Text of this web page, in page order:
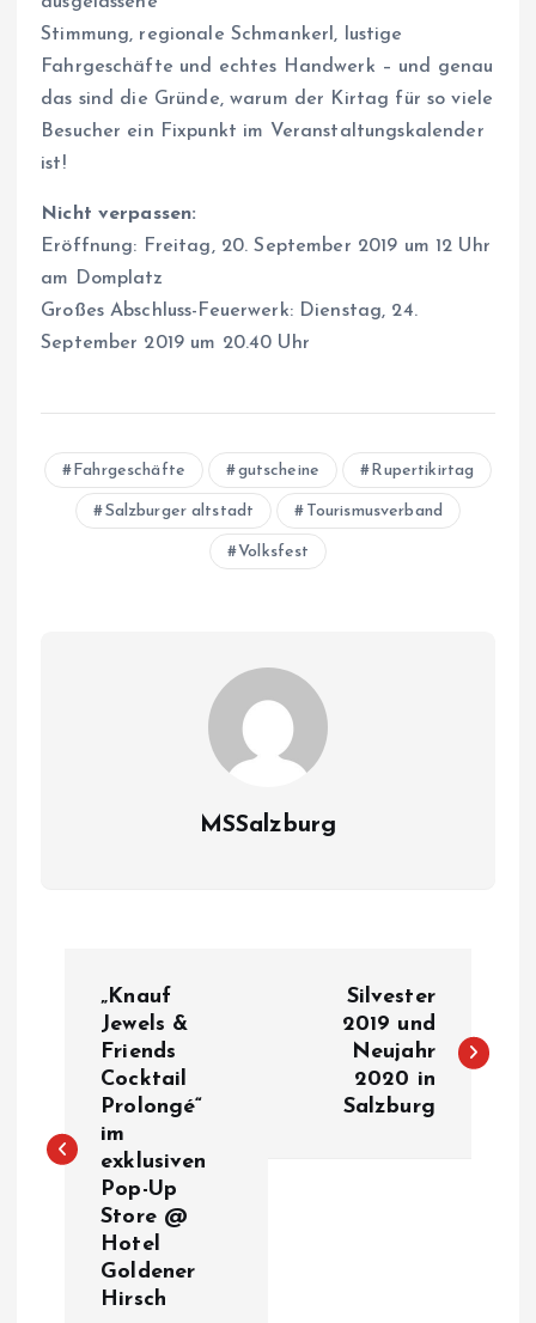
Stimmung, regionale Schmankerl, lustige
Fahrgeschäfte und echtes Handwerk – und genau
das sind die Gründe, warum der Kirtag für so viele
Besucher ein Fixpunkt im Veranstaltungskalender
ist!
Nicht verpassen:
Eröffnung: Freitag, 20. September 2019 um 12 Uhr
am Domplatz
Großes Abschluss-Feuerwerk: Dienstag, 24.
September 2019 um 20.40 Uhr
Fahrgeschäfte gutscheine Rupertikirtag
Salzburger altstadt Tourismusverband
Volksfest
MSSalzburg
t
„Knauf
Jewels &
Friends
Cocktail
Prolongé“
im
exklusiven
Pop-Up
Store @
Hotel
Goldener
Hirsch
Silvester
2019 und
Neujahr
2020 in
Salzburg